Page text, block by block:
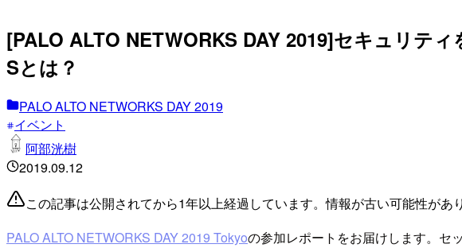
[PALO ALTO NETWORKS DAY 2019]セキュリテ
Sとは？
PALO ALTO NETWORKS DAY 2019
イベント
阿部洸樹
2019.09.12
この記事は公開されてから1年以上経過しています。情報が古い可能性があ
PALO ALTO NETWORKS DAY 2019 Tokyoの参加レポートをお届けします。セ